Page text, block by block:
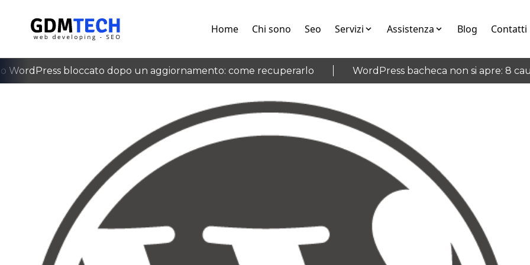
Home Chi sono Seo Servizi Assistenza Blog Contatti
bloccato dopo un aggiornamento: come recuperarlo WordPress bacheca non si apre: 8
‹